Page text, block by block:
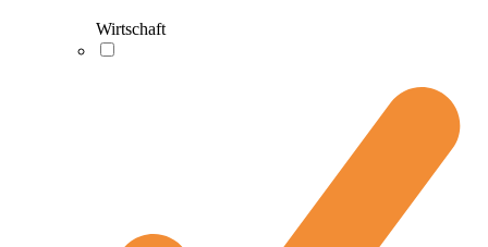
Wirtschaft